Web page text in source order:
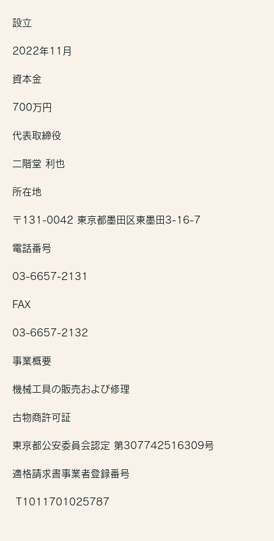
設立
2022年11月
資本金
700万円
代表取締役
二階堂 利也
所在地
〒131-0042 東京都墨田区東墨田3-16-7
電話番号
03-6657-2131
FAX
03-6657-2132
事業概要
機械工具の販売および修理
古物商許可証
東京都公安委員会認定 第307742516309号
適格請求書事業者登録番号
T1011701025787